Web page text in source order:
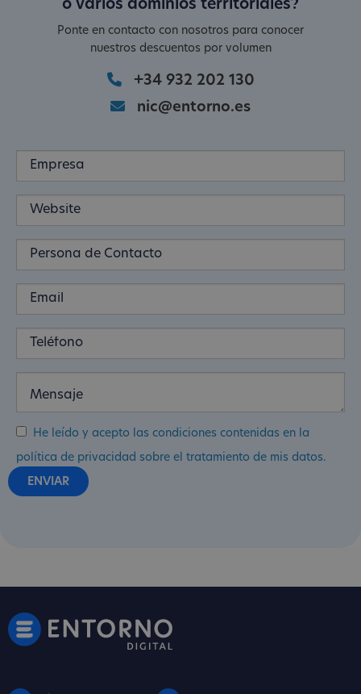
o varios dominios territoriales?
Ponte en contacto con nosotros para conocer
nuestros descuentos por volumen
+34 932 202 130
nic@entorno.es
He leído y acepto las condiciones contenidas en la
política de privacidad sobre el tratamiento de mis datos.